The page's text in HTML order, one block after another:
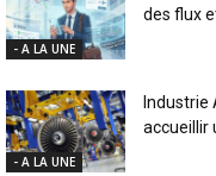
- A LA UNE
des flux
- A LA UNE
Industrie
accueillir